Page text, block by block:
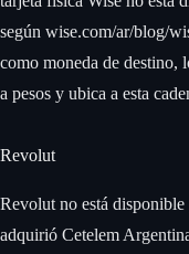
según wise.com/ar/blog/
como moneda de destino,
a pesos y ubica a esta
Revolut
Revolut no está
adquirió Cetelem